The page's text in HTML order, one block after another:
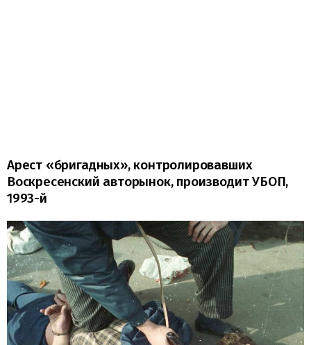
Арест «бригадных», контролировавших
Воскресенский авторынок, производит УБОП,
1993-й